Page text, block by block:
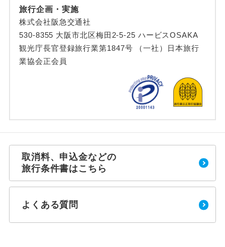
旅行企画・実施
株式会社阪急交通社
530-8355 大阪市北区梅田2-5-25 ハービスOSAKA
観光庁長官登録旅行業第1847号 （一社）日本旅行
業協会正会員
取消料、申込金などの
旅行条件書はこちら
よくある質問